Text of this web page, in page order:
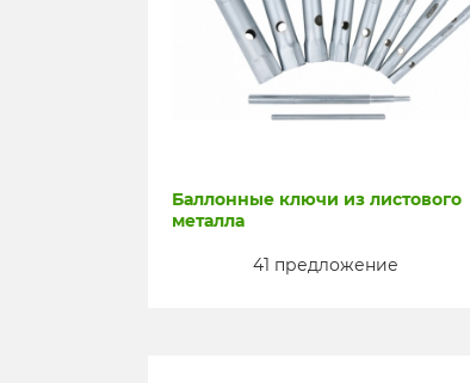
Баллонные ключи из листового
металла
41 предложение